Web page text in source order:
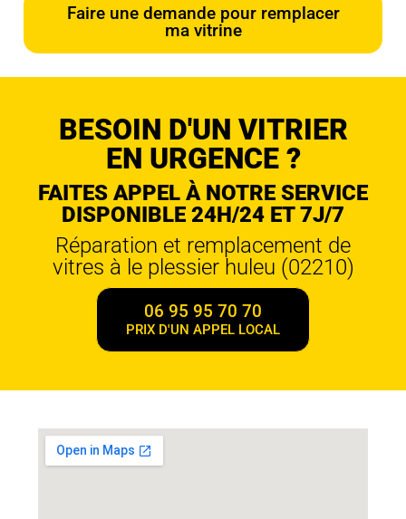
Faire une demande pour remplacer
ma vitrine
BESOIN D'UN VITRIER
EN URGENCE ?
FAITES APPEL À NOTRE SERVICE
DISPONIBLE 24H/24 ET 7J/7
Réparation et remplacement de
vitres à le plessier huleu (02210)
06 95 95 70 70
PRIX D'UN APPEL LOCAL